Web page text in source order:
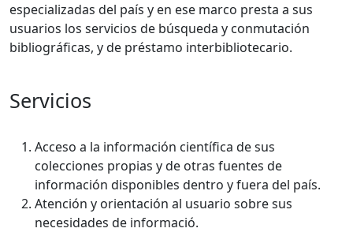
especializadas del país y en ese marco presta a sus
usuarios los servicios de búsqueda y conmutación
bibliográficas, y de préstamo interbibliotecario.
Servicios
Acceso a la información científica de sus
colecciones propias y de otras fuentes de
información disponibles dentro y fuera del país.
Atención y orientación al usuario sobre sus
necesidades de informació.